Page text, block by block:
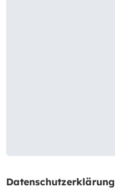
Datenschutzerklärung